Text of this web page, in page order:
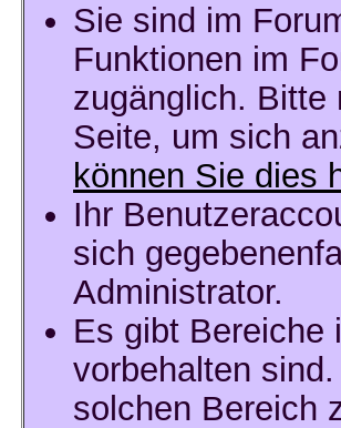
Sie sind im
Funktionen im
zugänglich. Bitte
Seite, um sich
können Sie dies
Ihr
sich
Administrator.
Es gibt Bereiche
vorbehalten
solchen Bereich